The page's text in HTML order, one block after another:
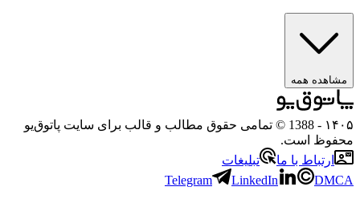
مشاهده همه
۱۴۰۵
- 1388 © تمامی حقوق مطالب و قالب برای سایت پاتوق‌یو
محفوظ است.
ارتباط با ما
تبلیغات
Telegram
LinkedIn DMCA